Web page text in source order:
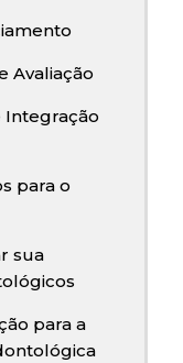
Avaliação
Integração
para o
sua
para a